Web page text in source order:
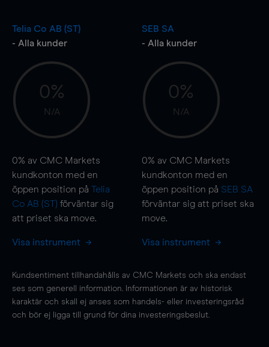
Telia Co AB (ST)
- Alla kunder
0%
N/A
0% av CMC Markets
kundkonton med en
öppen position på Telia
Co AB (ST) förväntar sig
att priset ska move.
Visa instrument
SEB SA
- Alla kunder
0%
N/A
0% av CMC Markets
kundkonton med en
öppen position på SEB SA
förväntar sig att priset ska
move.
Visa instrument
Kundsentiment tillhandahålls av CMC Markets och ska endast
ses som generell information. Informationen är av historisk
karaktär och skall ej anses som handels- eller investeringsråd
och bör ej ligga till grund för dina investeringsbeslut.